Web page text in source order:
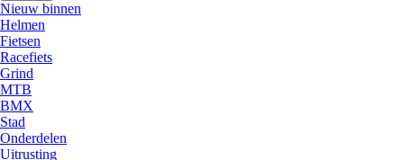
Nieuw binnen
Helmen
Fietsen
Racefiets
Grind
MTB
BMX
Stad
Onderdelen
Uitrusting